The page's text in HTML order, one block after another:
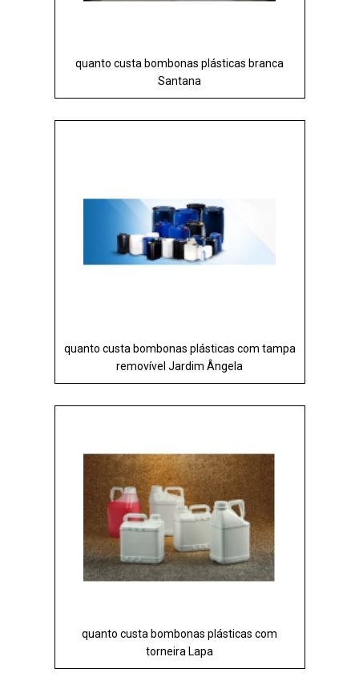
quanto custa bombonas plásticas branca
Santana
quanto custa bombonas plásticas com tampa
removível Jardim Ângela
quanto custa bombonas plásticas com
torneira Lapa